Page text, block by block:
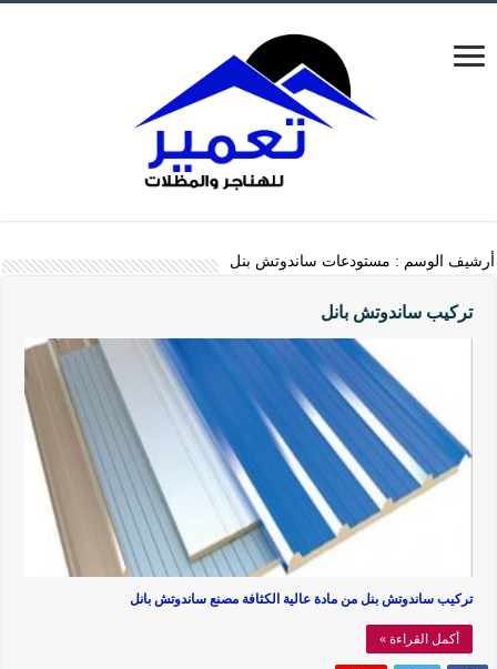
أرشيف الوسم : مستودعات ساندوتش بنل
تركيب ساندوتش بانل
تركيب ساندوتش بنل من مادة عالية الكثافة مصنع ساندوتش بانل
أكمل القراءة »